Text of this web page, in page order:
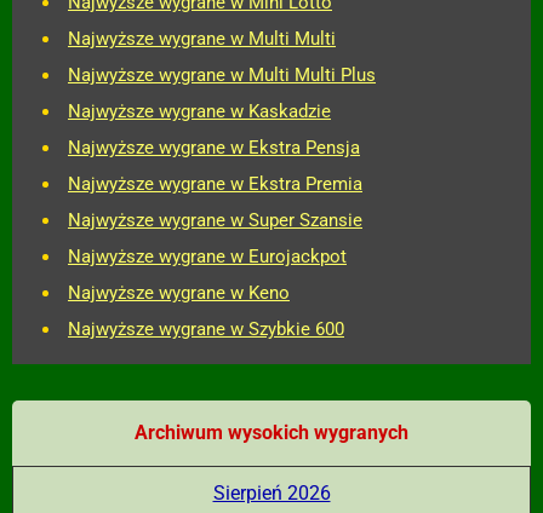
Najwyższe wygrane w Multi Multi
Najwyższe wygrane w Multi Multi Plus
Najwyższe wygrane w Kaskadzie
Najwyższe wygrane w Ekstra Pensja
Najwyższe wygrane w Ekstra Premia
Najwyższe wygrane w Super Szansie
Najwyższe wygrane w Eurojackpot
Najwyższe wygrane w Keno
Najwyższe wygrane w Szybkie 600
Archiwum wysokich wygranych
Sierpień 2026